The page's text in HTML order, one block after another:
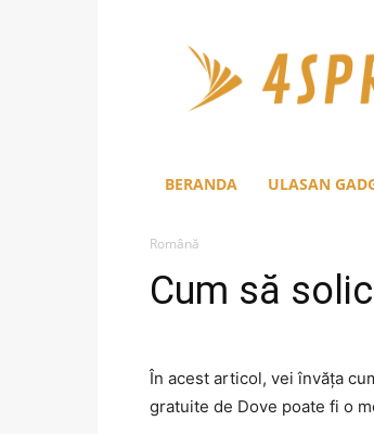
BERANDA ULASAN
Română
Cum să
În acest articol, vei învăța
gratuite de Dove poate fi o